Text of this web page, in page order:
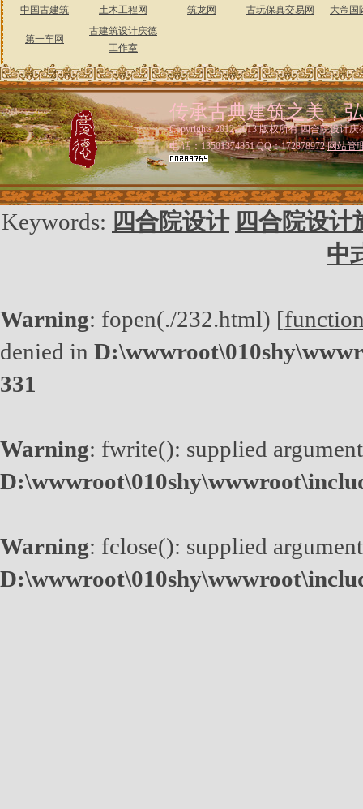
中国古建筑 土木工程网 筑龙网 古玩保真交易网 大帝国
第一车网
古建筑设计庆德
工作室
传承古典建筑之美，
Copyrights 2012-2013 版权所有 四合院设计
电 话：13501374851 QQ：172878972网站管
Keywords: 四合院设计 四合院设计
中
Warning: fopen(./232.html) [
denied in
331
Warning: fwrite(): supplied
Warning: fclose(): supplied